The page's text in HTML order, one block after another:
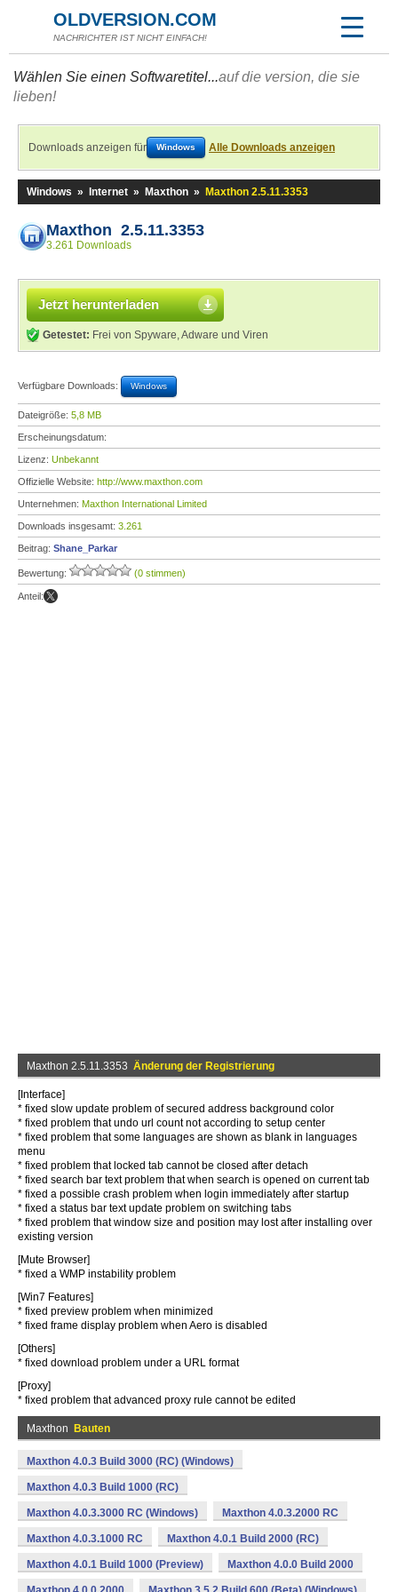
OLDVERSION.COM
NACHRICHTER IST NICHT EINFACH!
Wählen Sie einen Softwaretitel...auf die version, die sie
lieben!
Downloads anzeigen für Windows Alle Downloads anzeigen
Windows » Internet » Maxthon » Maxthon 2.5.11.3353
Maxthon 2.5.11.3353
3.261 Downloads
Jetzt herunterladen
Getestet: Frei von Spyware, Adware und Viren
Verfügbare Downloads: Windows
Dateigröße: 5,8 MB
Erscheinungsdatum:
Lizenz: Unbekannt
Offizielle Website: http://www.maxthon.com
Unternehmen: Maxthon International Limited
Downloads insgesamt: 3.261
Beitrag: Shane_Parkar
Bewertung: (0 stimmen)
Anteil:
Maxthon 2.5.11.3353 Änderung der Registrierung
[Interface]
* fixed slow update problem of secured address background color
* fixed problem that undo url count not according to setup center
* fixed problem that some languages are shown as blank in languages
menu
* fixed problem that locked tab cannot be closed after detach
* fixed search bar text problem that when search is opened on current tab
* fixed a possible crash problem when login immediately after startup
* fixed a status bar text update problem on switching tabs
* fixed problem that window size and position may lost after installing over
existing version
[Mute Browser]
* fixed a WMP instability problem
[Win7 Features]
* fixed preview problem when minimized
* fixed frame display problem when Aero is disabled
[Others]
* fixed download problem under a URL format
[Proxy]
* fixed problem that advanced proxy rule cannot be edited
Maxthon Bauten
Maxthon 4.0.3 Build 3000 (RC) (Windows)
Maxthon 4.0.3 Build 1000 (RC)
Maxthon 4.0.3.3000 RC (Windows) Maxthon 4.0.3.2000 RC
Maxthon 4.0.3.1000 RC Maxthon 4.0.1 Build 2000 (RC)
Maxthon 4.0.1 Build 1000 (Preview) Maxthon 4.0.0 Build 2000